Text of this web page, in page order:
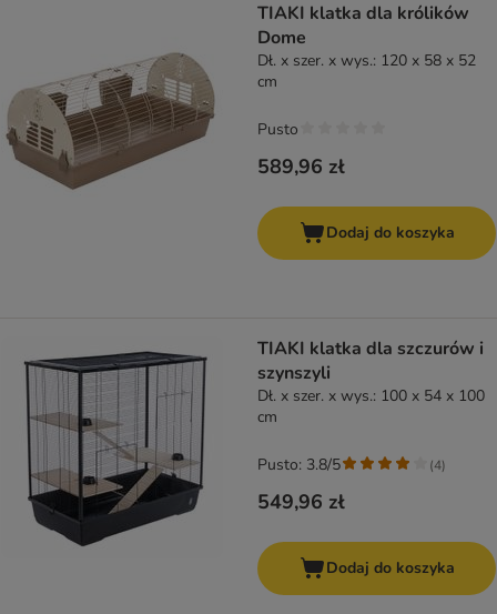
TIAKI klatka dla królików
Dome
Dł. x szer. x wys.: 120 x 58 x 52
cm
589,96 zł
Pusto
Dodaj do koszyka
TIAKI klatka dla szczurów i
szynszyli
Dł. x szer. x wys.: 100 x 54 x 100
cm
549,96 zł
Pusto: 3.8/5 (4)
Dodaj do koszyka